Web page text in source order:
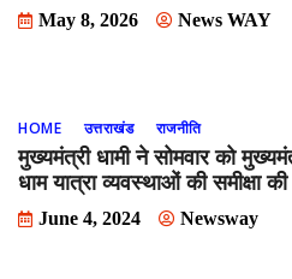
May 8, 2026 News WAY
HOME उत्तराखंड राजनीति
मुख्यमंत्री धामी ने सोमवार को
धाम यात्रा व्यवस्थाओं की समीक्षा
June 4, 2024 Newsway